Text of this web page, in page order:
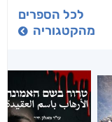
לכל הספרים
מהקטגוריה